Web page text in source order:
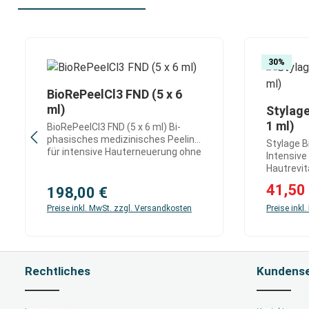
Produkt Anzahl: Gib den
BioRePeelCl3 FND (5 x 6
ml)
BioRePeelCl3 FND (5 x 6 ml) Bi-
phasisches medizinisches Peeling
für intensive Hauterneuerung ohne
medizinisches Peeling zur
effektiven Hautregeneration und
sichtbaren Verbesserung der
ermöglicht eine intensive
Glow – ganz ohne Social
Downtime. Ganzheitliche
Regulärer Preis:
198,00 €
Preise inkl. MwSt. zzgl. Versandkosten
30%
1 ml)
Stylage
Hydro ist
präzise
Gewebe.
41,50
Preise
Rechtliches